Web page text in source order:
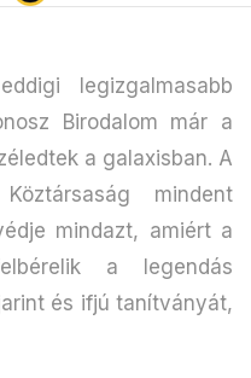
legizgalmasabb
Birodalom már a
a galaxisban. A
mindent
mindazt, amiért a
a legendás
és ifjú tanítványát,